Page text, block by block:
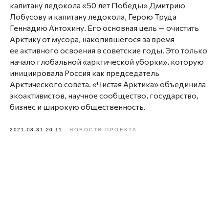
капитану ледокола «50 лет Победы» Дмитрию
Лобусову и капитану ледокола, Герою Труда
Геннадию Антохину. Его основная цель — очистить
Арктику от мусора, накопившегося за время
ее активного освоения в советские годы. Это только
начало глобальной «арктической уборки», которую
инициировала Россия как председатель
Арктического совета. «Чистая Арктика» объединила
экоактивистов, научное сообщество, государство,
бизнес и широкую общественность.
2021-08-31 20:11 НОВОСТИ ПРОЕКТА